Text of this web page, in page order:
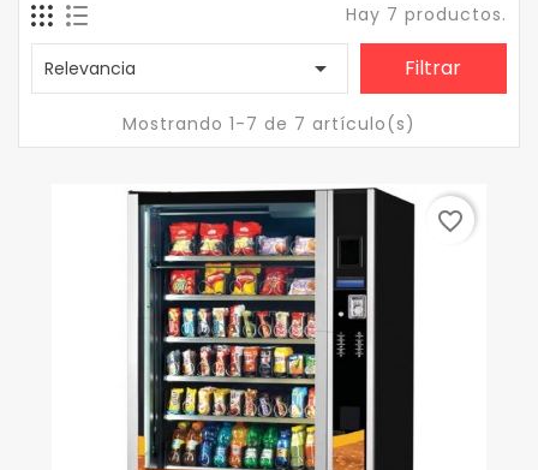
Hay 7 productos.
Relevancia  Filtrar
Mostrando 1-7 de 7 artículo(s)
favorite_border